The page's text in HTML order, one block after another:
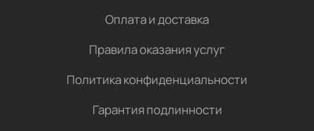
Оплата и доставка
Правила оказания услуг
Политика конфиденциальности
Гарантия подлинности